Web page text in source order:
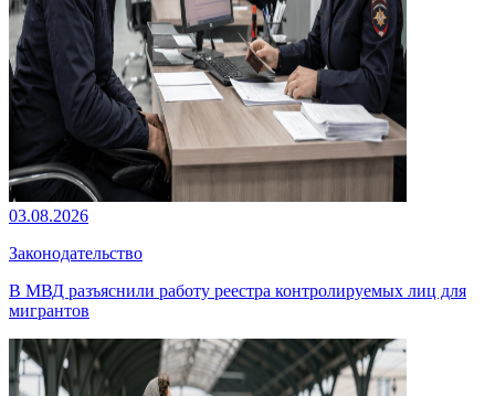
03.08.2026
Законодательство
В МВД разъяснили работу реестра контролируемых лиц для
мигрантов